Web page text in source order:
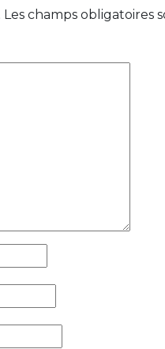
Les champs obligatoires